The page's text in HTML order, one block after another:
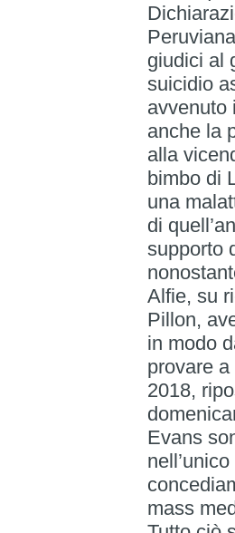
giudici al
suicidio
avvenuto
anche la
alla
bimbo di
una
di
supporto
Alfie, su
Pillon,
in modo
provare
2018,
Evans
mass